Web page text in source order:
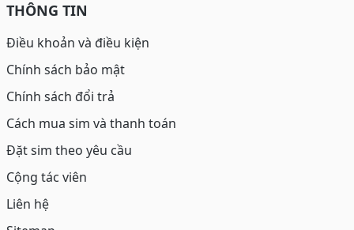
THÔNG TIN
Điều khoản và điều kiện
Chính sách bảo mật
Chính sách đổi trả
Cách mua sim và thanh toán
Đặt sim theo yêu cầu
Cộng tác viên
Liên hệ